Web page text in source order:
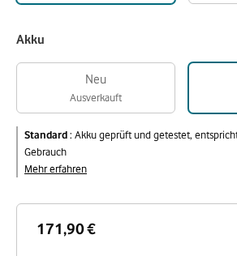
171,90 €
Akku
Neu
Ausverkauft
Standard: Akku geprüft und getestet,
Gebrauch
Mehr erfahren